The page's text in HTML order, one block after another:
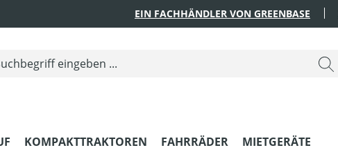
EIN FACHHÄNDLER VON GREENBASE
KOMPAKTTRAKTOREN FAHRRÄDER MIETGERÄTE